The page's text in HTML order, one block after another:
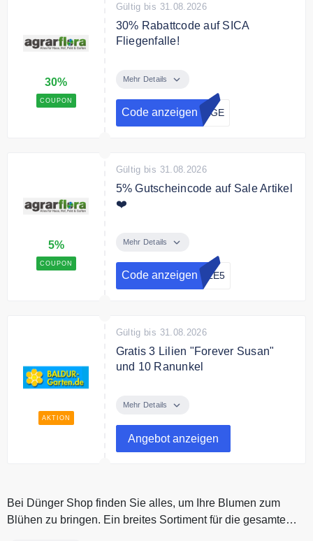
30%
COUPON
Gültig bis 31.08.2026
30% Rabattcode auf SICA
Fliegenfalle!
SICA Fliegenfalle!
Mehr Details
Code anzeigen IEGE
5%
COUPON
Gültig bis 31.08.2026
5% Gutscheincode auf Sale Artikel
❤️
auf Ihren Einkauf
Mehr Details
Code anzeigen ALE5
AKTION
Gültig bis 31.08.2026
Gratis 3 Lilien "Forever Susan"
und 10 Ranunkel
schenkt Ihnen BALDUR Garten 3
Ranunkeln.
Mehr Details
Angebot anzeigen
Bei Dünger Shop finden Sie alles, um Ihre Blumen zum
Blühen zu bringen. Ein breites Sortiment für die gesamte